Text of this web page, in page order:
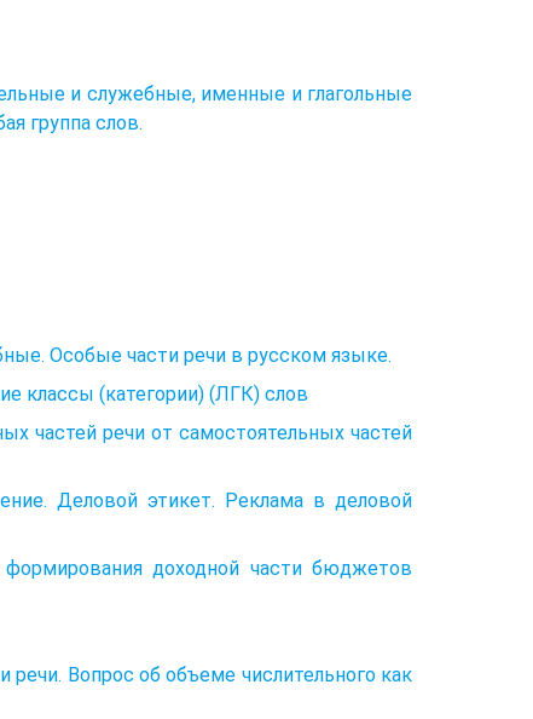
и служебные, именные и глагольные
группа слов.
Особые части речи в русском языке.
классы (категории) (ЛГК) слов
частей речи от самостоятельных частей
Деловой этикет. Реклама в деловой
доходной части бюджетов
речи. Вопрос об объеме числительного как